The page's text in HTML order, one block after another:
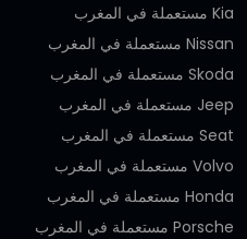
Kia مستعملة في المغرب
Nissan مستعملة في المغرب
Skoda مستعملة في المغرب
Jeep مستعملة في المغرب
Seat مستعملة في المغرب
Volvo مستعملة في المغرب
Honda مستعملة في المغرب
Porsche مستعملة في المغرب